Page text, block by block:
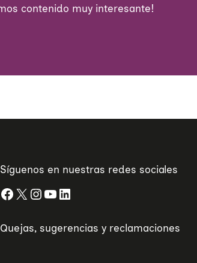
contenido muy interesante!
Síguenos en nuestras redes sociales
Facebook X InstagramYouTube LinkedIn
Quejas, sugerencias y reclamaciones